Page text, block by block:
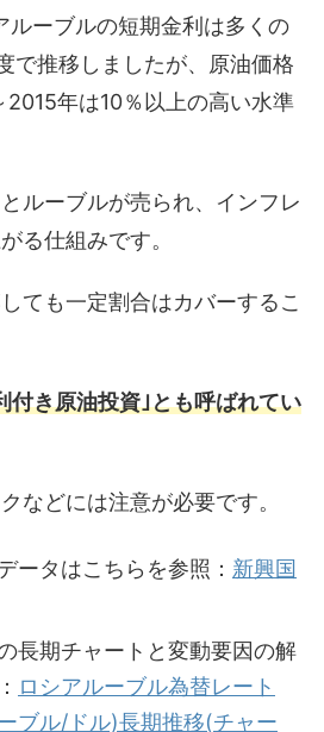
ーブルの短期金利は多くの
で推移しましたが、原油価格
年は10％以上の高い水準
ルーブルが売られ、インフレ
る仕組みです。
ても一定割合はカバーするこ
付き原油投資｣とも呼ばれてい
などには注意が必要です。
ータはこちらを参照： 新興国
長期チャートと変動要因の解
ロシアルーブル為替レート
ブル/ドル)長期推移(チャー